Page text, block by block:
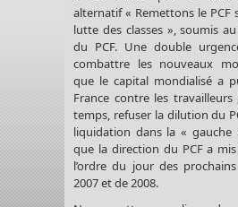
alternatif « Remettons le PCF
lutte des classes », soumis
du PCF. Une double
combattre les nouveaux
que le capital mondialisé a
France contre les
temps, refuser la dilution du
liquidation dans la « gauche
que la direction du PCF a
l’ordre du jour des
2007 et de 2008.